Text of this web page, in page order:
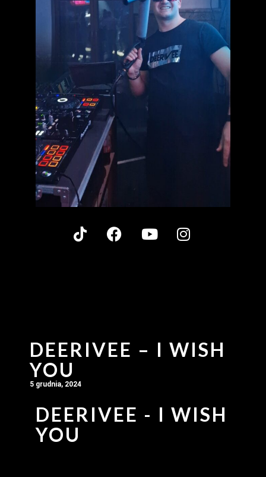
DEERIVEE – I WISH
YOU
5 grudnia, 2024
DEERIVEE - I WISH
YOU